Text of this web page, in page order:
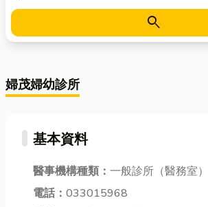
search
婦茂婦幼診所
基本資料
醫事機構種類： 一般診所（醫務室）
電話： 033015968